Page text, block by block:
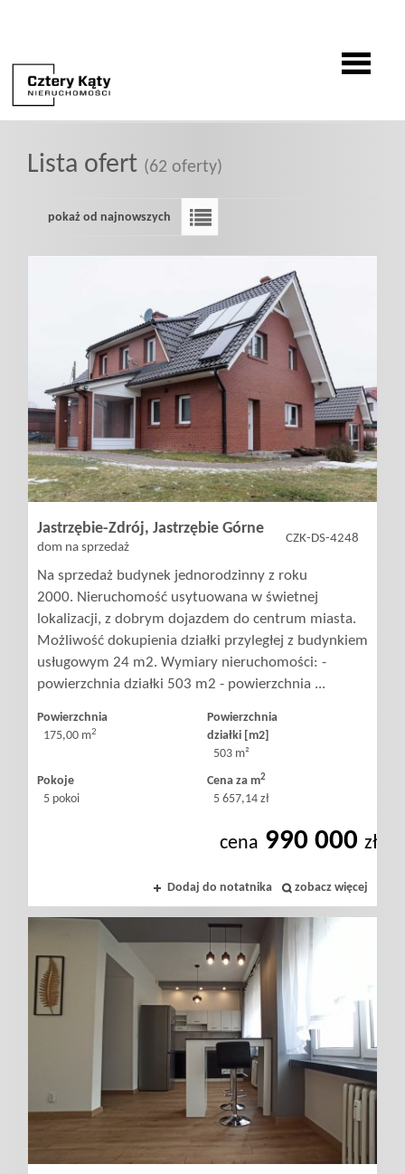
O
Kontakt
Lista ofert (62 oferty)
pokaż od najnowszych
Jastrzębie-Zdrój, Jastrzębie Górne
dom na sprzedaż
CZK-DS-4248
Na sprzedaż budynek jednorodzinny z roku
2000. Nieruchomość usytuowana w świetnej
lokalizacji, z dobrym dojazdem do centrum miasta.
Możliwość dokupienia działki przyległej z budynkiem
usługowym 24 m2. Wymiary nieruchomości: -
powierzchnia działki 503 m2 - powierzchnia ...
Powierzchnia
175,00 m2
Powierzchnia
działki [m2]
503 m²
Pokoje
5 pokoi
Cena za m2
5 657,14 zł
cena 990 000 zł
Dodaj do notatnika zobacz więcej